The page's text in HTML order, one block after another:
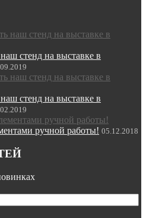
стенд на выставке в
стенд на выставке в
ручной работы! 05.12.2018